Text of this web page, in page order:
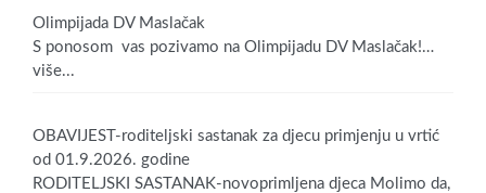
Olimpijada DV Maslačak
S ponosom vas pozivamo na Olimpijadu DV Maslačak!…
više...
OBAVIJEST-roditeljski sastanak za djecu primjenju u vrtić
od 01.9.2026. godine
RODITELJSKI SASTANAK-novoprimljena djeca Molimo da,